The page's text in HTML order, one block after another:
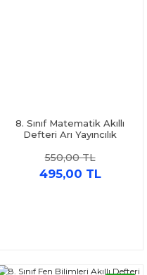
8. Sınıf Matematik Akıllı
Defteri Arı Yayıncılık
550,00 TL
495,00 TL